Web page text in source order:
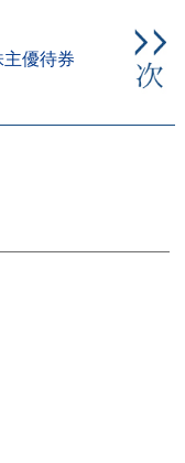
優待券